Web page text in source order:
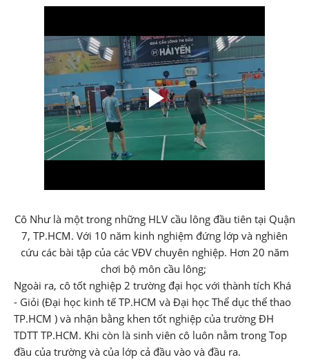
Cô Như là một trong những HLV cầu lông đầu tiên tại Quận
7, TP.HCM. Với 10 năm kinh nghiệm đứng lớp và nghiên
cứu các bài tập của các VĐV chuyên nghiệp. Hơn 20 năm
chơi bộ môn cầu lông;
Ngoài ra, cô tốt nghiệp 2 trường đại học với thành tích Khá
- Giỏi (Đại học kinh tế TP.HCM và Đại học Thể dục thể thao
TP.HCM ) và nhận bằng khen tốt nghiệp của trường ĐH
TDTT TP.HCM. Khi còn là sinh viên cô luôn nằm trong Top
đầu của trường và của lớp cả đầu vào và đầu ra.